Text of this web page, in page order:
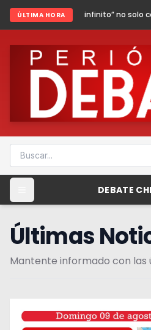
ÚLTIMA HORA
no solo consume tu tiempo,
DEBATE
Últimas
Mantente informado con las